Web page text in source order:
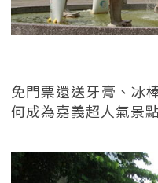
免門票還送牙膏、冰
何成為嘉義超人氣景